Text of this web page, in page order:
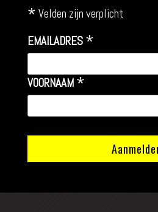
* Velden zijn verplicht
EMAILADRES *
VOORNAAM *